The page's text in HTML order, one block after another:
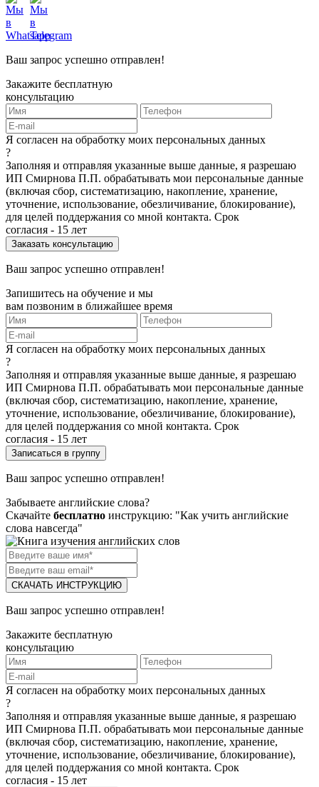
Ваш запрос успешно отправлен!
Закажите бесплатную
консультацию
Я согласен на обработку моих персональных данных
?
Заполняя и отправляя указанные выше данные, я разрешаю
ИП Смирнова П.П. обрабатывать мои персональные данные
(включая сбор, систематизацию, накопление, хранение,
уточнение, использование, обезличивание, блокирование),
для целей поддержания со мной контакта. Срок
согласия - 15 лет
Ваш запрос успешно отправлен!
Запишитесь на обучение и мы
вам позвоним в ближайшее время
Я согласен на обработку моих персональных данных
?
Заполняя и отправляя указанные выше данные, я разрешаю
ИП Смирнова П.П. обрабатывать мои персональные данные
(включая сбор, систематизацию, накопление, хранение,
уточнение, использование, обезличивание, блокирование),
для целей поддержания со мной контакта. Срок
согласия - 15 лет
Ваш запрос успешно отправлен!
Забываете английские слова?
Скачайте бесплатно инструкцию: "Как учить английские
слова навсегда"
СКАЧАТЬ ИНСТРУКЦИЮ
Ваш запрос успешно отправлен!
Закажите бесплатную
консультацию
Я согласен на обработку моих персональных данных
?
Заполняя и отправляя указанные выше данные, я разрешаю
ИП Смирнова П.П. обрабатывать мои персональные данные
(включая сбор, систематизацию, накопление, хранение,
уточнение, использование, обезличивание, блокирование),
для целей поддержания со мной контакта. Срок
согласия - 15 лет